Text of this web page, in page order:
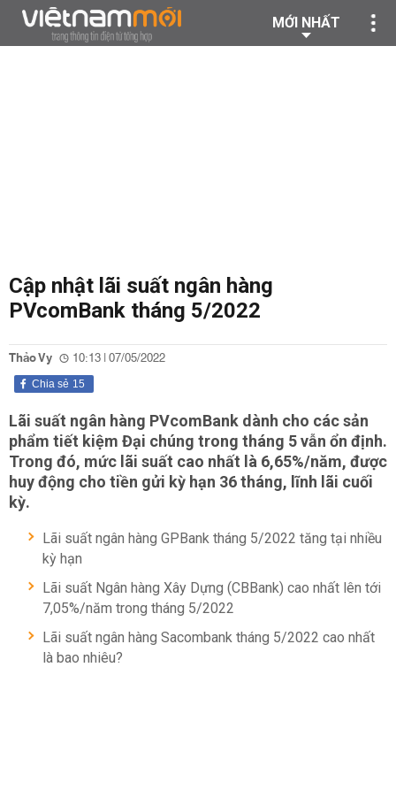
MỚI NHẤT
Cập nhật lãi suất ngân hàng
PVcomBank tháng 5/2022
Thảo Vy 10:13 | 07/05/2022
15
Chia sẻ
Lãi suất ngân hàng PVcomBank dành cho các sản
phẩm tiết kiệm Đại chúng trong tháng 5 vẫn ổn định.
Trong đó, mức lãi suất cao nhất là 6,65%/năm, được
huy động cho tiền gửi kỳ hạn 36 tháng, lĩnh lãi cuối
kỳ.
Lãi suất ngân hàng GPBank tháng 5/2022 tăng tại nhiều
kỳ hạn
Lãi suất Ngân hàng Xây Dựng (CBBank) cao nhất lên tới
7,05%/năm trong tháng 5/2022
Lãi suất ngân hàng Sacombank tháng 5/2022 cao nhất
là bao nhiêu?